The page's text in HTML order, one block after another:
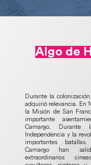
Algo de
Durante la
adquirió relevancia. En
la Misión de San
importante
Camargo. Durante
Independencia y la
importantes
Camargo han
extraordinarios